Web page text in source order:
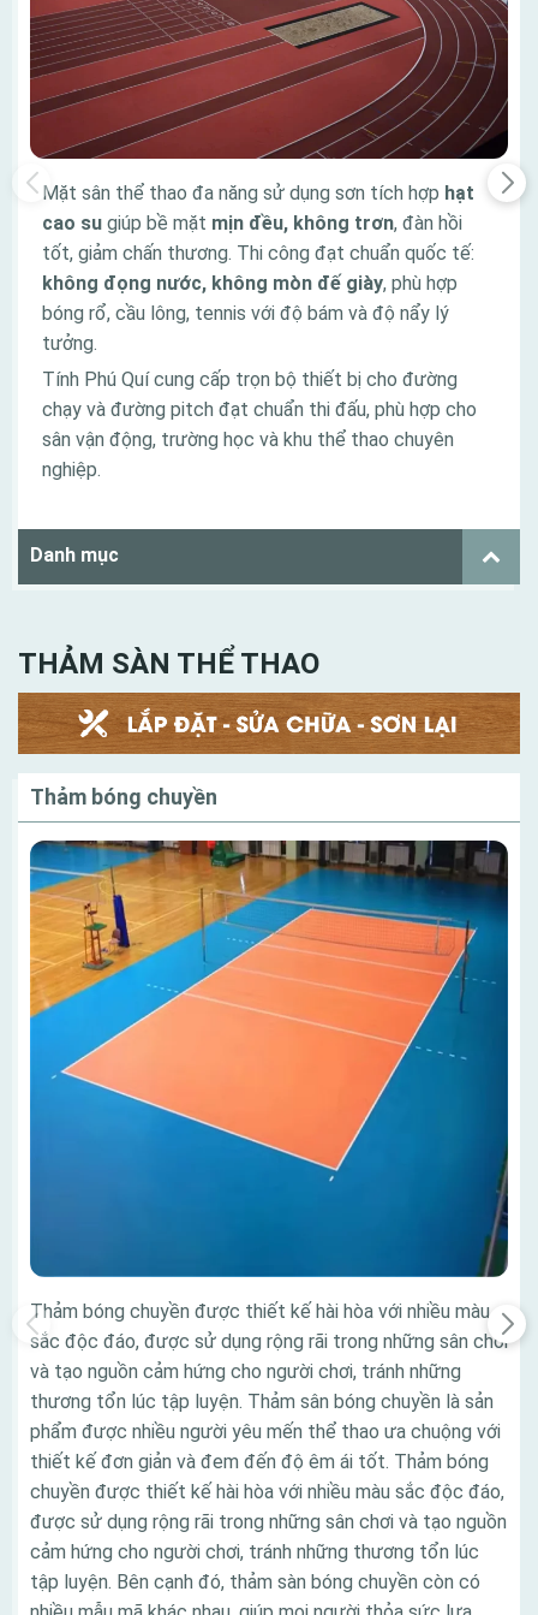
Mặt sân thể thao đa năng sử dụng sơn tích hợp hạt
cao su giúp bề mặt mịn đều, không trơn, đàn hồi
tốt, giảm chấn thương. Thi công đạt chuẩn quốc tế:
không đọng nước, không mòn đế giày, phù hợp
bóng rổ, cầu lông, tennis với độ bám và độ nẩy lý
tưởng.
Tính Phú Quí cung cấp trọn bộ thiết bị cho đường
chạy và đường pitch đạt chuẩn thi đấu, phù hợp cho
sân vận động, trường học và khu thể thao chuyên
nghiệp.
Danh mục
THẢM SÀN THỂ THAO
Thảm bóng chuyền
Thảm bóng chuyền được thiết kế hài hòa với nhiều màu
sắc độc đáo, được sử dụng rộng rãi trong những sân chơi
và tạo nguồn cảm hứng cho người chơi, tránh những
thương tổn lúc tập luyện. Thảm sân bóng chuyền là sản
phẩm được nhiều người yêu mến thể thao ưa chuộng với
thiết kế đơn giản và đem đến độ êm ái tốt. Thảm bóng
chuyền được thiết kế hài hòa với nhiều màu sắc độc đáo,
được sử dụng rộng rãi trong những sân chơi và tạo nguồn
cảm hứng cho người chơi, tránh những thương tổn lúc
tập luyện. Bên cạnh đó, thảm sàn bóng chuyền còn có